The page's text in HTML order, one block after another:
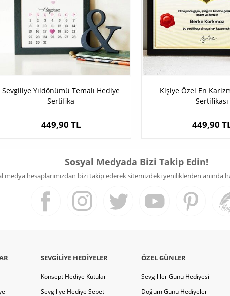
Sevgiliye Yıldönümü Temalı Hediye
Sertifika
449,90 TL
Kişiye Özel En
Sertifikası
449,90
Sosyal Medyada Bizi Takip Edin!
medya hesaplarımızdan bizi takip ederek sitemizdeki yeniliklerden anında
SEVGILIYE HEDIYELER
Konsept Hediye Kutuları
Sevgiliye Hediye Sepeti
ÖZEL GÜNLER
Sevgililer Günü Hediyesi
Doğum Günü Hediyeleri